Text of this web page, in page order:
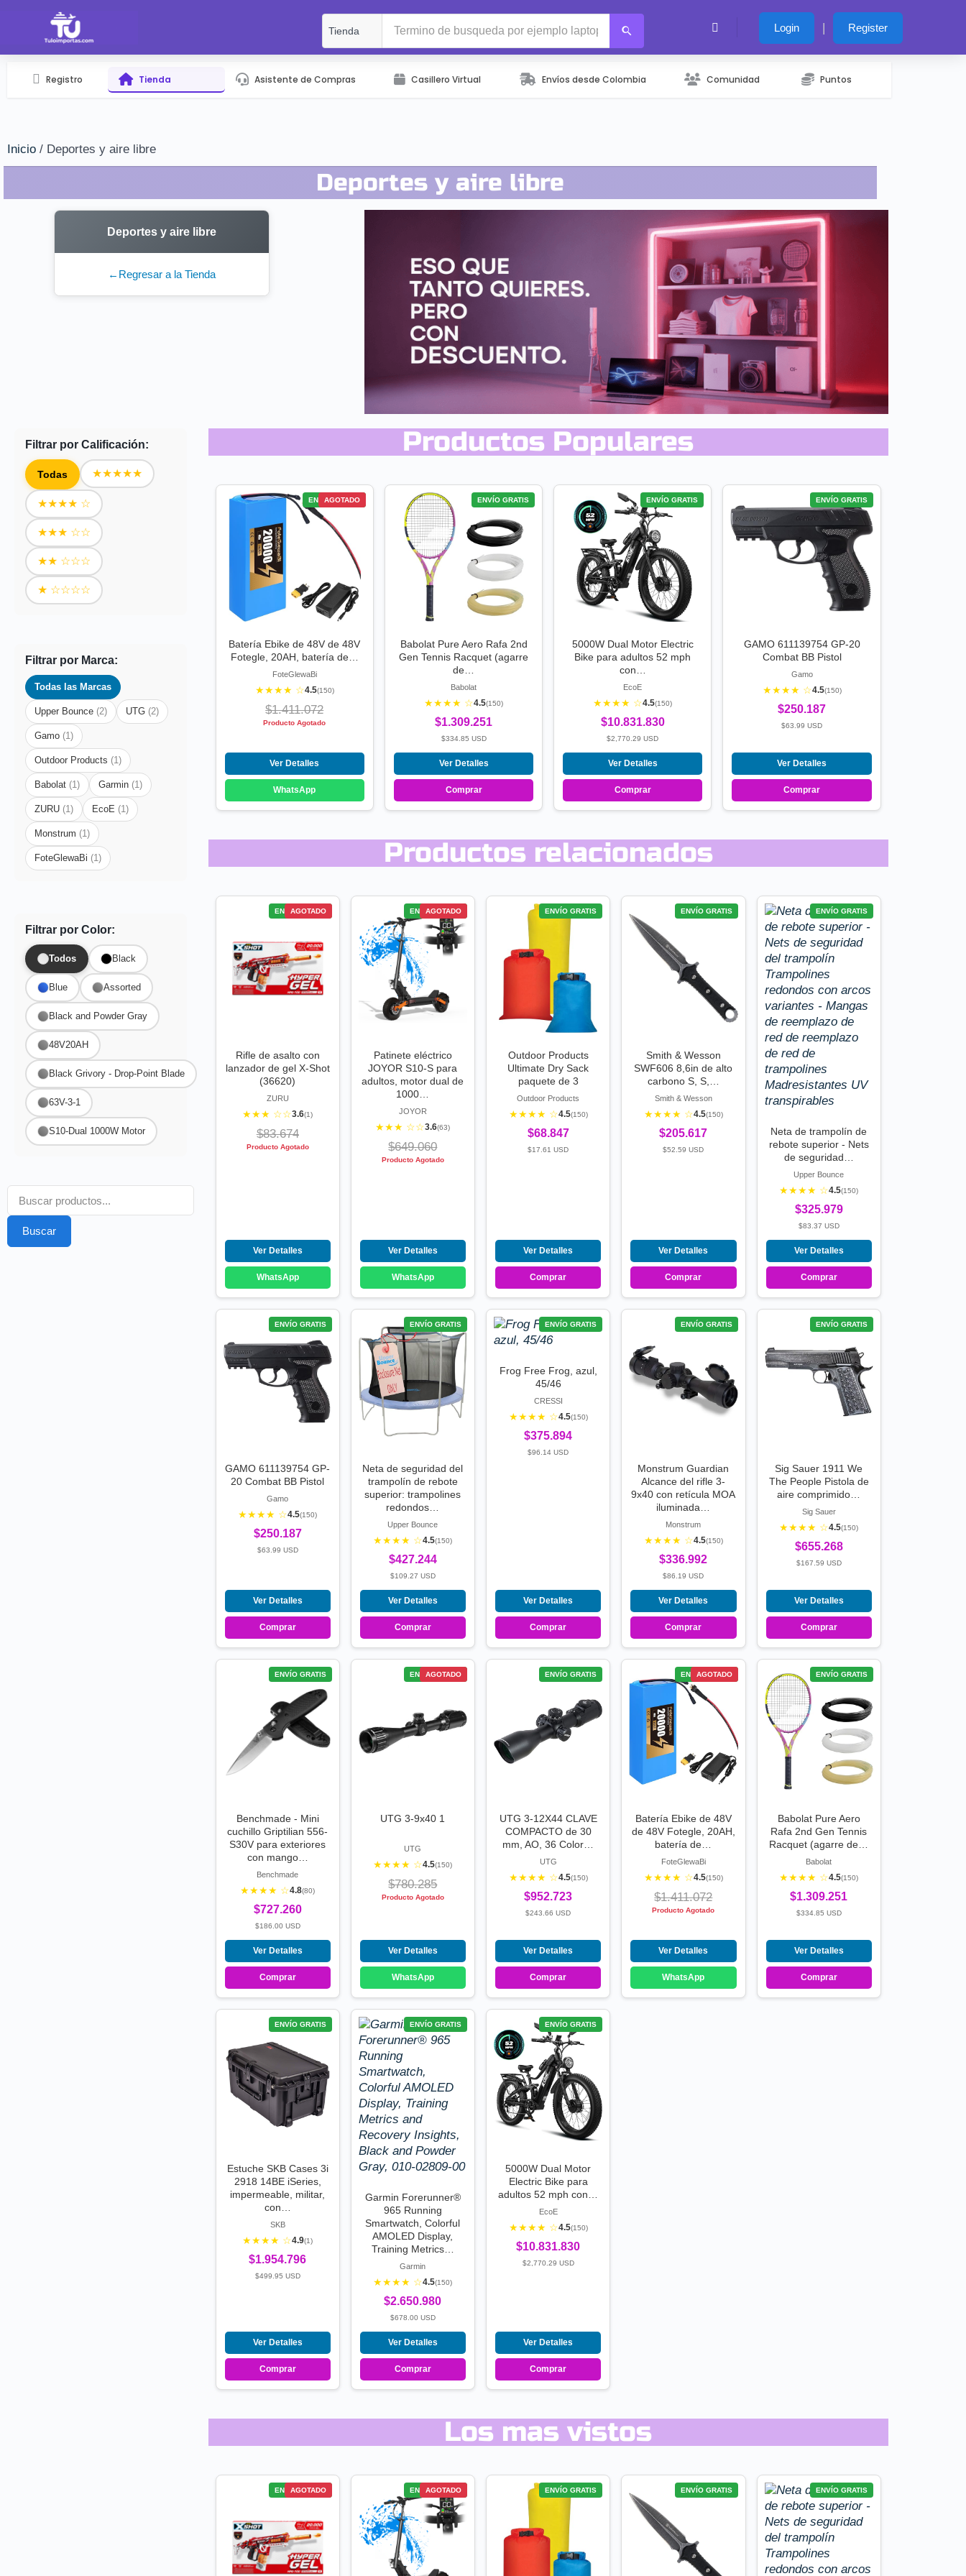
Login | Register
Registro Tienda Asistente de Compras Casillero Virtual Envíos desde Colombia Comunidad Puntos
Inicio / Deportes y aire libre
Deportes y aire libre
Deportes y aire libre
← Regresar a la Tienda
Filtrar por Calificación:
Todas ★★★★★
★★★★ ☆
★★★ ☆☆
★★ ☆☆☆
★ ☆☆☆☆
Filtrar por Marca:
Todas las Marcas
Upper Bounce (2) UTG (2)
Gamo (1)
Outdoor Products (1)
Babolat (1) Garmin (1)
ZURU (1) EcoE (1)
Monstrum (1)
FoteGlewaBi (1)
Filtrar por Color:
Todos Black
Blue Assorted
Black and Powder Gray
48V20AH
Black Grivory - Drop-Point Blade
63V-3-1
S10-Dual 1000W Motor
Buscar
Productos Populares
ENVÍO GRATIS
AGOTADO
Batería Ebike de 48V de 48V
Fotegle, 20AH, batería de…
FoteGlewaBi
★★★★ ☆4.5(150)
$1.411.072
Producto Agotado
Ver Detalles
WhatsApp
ENVÍO GRATIS
Babolat Pure Aero Rafa 2nd
Gen Tennis Racquet (agarre
de…
Babolat
★★★★ ☆4.5(150)
$1.309.251
$334.85 USD
Ver Detalles
Comprar
ENVÍO GRATIS
5000W Dual Motor Electric
Bike para adultos 52 mph
con…
EcoE
★★★★ ☆4.5(150)
$10.831.830
$2,770.29 USD
Ver Detalles
Comprar
ENVÍO GRATIS
GAMO 611139754 GP-20
Combat BB Pistol
Gamo
★★★★ ☆4.5(150)
$250.187
$63.99 USD
Ver Detalles
Comprar
Productos relacionados
ENVÍO GRATIS
AGOTADO
Rifle de asalto con
lanzador de gel X-Shot
(36620)
ZURU
★★★ ☆☆3.6(1)
$83.674
Producto Agotado
Ver Detalles
WhatsApp
ENVÍO GRATIS
AGOTADO
Patinete eléctrico
JOYOR S10-S para
adultos, motor dual de
1000…
JOYOR
★★★ ☆☆3.6(63)
$649.060
Producto Agotado
Ver Detalles
WhatsApp
ENVÍO GRATIS
Outdoor Products
Ultimate Dry Sack
paquete de 3
Outdoor Products
★★★★ ☆4.5(150)
$68.847
$17.61 USD
Ver Detalles
Comprar
ENVÍO GRATIS
Smith & Wesson
SWF606 8,6in de alto
carbono S, S,…
Smith & Wesson
★★★★ ☆4.5(150)
$205.617
$52.59 USD
Ver Detalles
Comprar
ENVÍO GRATIS
Neta de trampolín de
rebote superior - Nets
de seguridad…
Upper Bounce
★★★★ ☆4.5(150)
$325.979
$83.37 USD
Ver Detalles
Comprar
ENVÍO GRATIS
GAMO 611139754 GP-
20 Combat BB Pistol
Gamo
★★★★ ☆4.5(150)
$250.187
$63.99 USD
Ver Detalles
Comprar
ENVÍO GRATIS
Neta de seguridad del
trampolín de rebote
superior: trampolines
redondos…
Upper Bounce
★★★★ ☆4.5(150)
$427.244
$109.27 USD
Ver Detalles
Comprar
ENVÍO GRATIS
Frog Free Frog, azul,
45/46
CRESSI
★★★★ ☆4.5(150)
$375.894
$96.14 USD
Ver Detalles
Comprar
ENVÍO GRATIS
Monstrum Guardian
Alcance del rifle 3-
9x40 con retícula MOA
iluminada…
Monstrum
★★★★ ☆4.5(150)
$336.992
$86.19 USD
Ver Detalles
Comprar
ENVÍO GRATIS
Sig Sauer 1911 We
The People Pistola de
aire comprimido…
Sig Sauer
★★★★ ☆4.5(150)
$655.268
$167.59 USD
Ver Detalles
Comprar
ENVÍO GRATIS
Benchmade - Mini
cuchillo Griptilian 556-
S30V para exteriores
con mango…
Benchmade
★★★★ ☆4.8(80)
$727.260
$186.00 USD
Ver Detalles
Comprar
ENVÍO GRATIS
AGOTADO
UTG 3-9x40 1
UTG
★★★★ ☆4.5(150)
$780.285
Producto Agotado
Ver Detalles
WhatsApp
ENVÍO GRATIS
UTG 3-12X44 CLAVE
COMPACTO de 30
mm, AO, 36 Color…
UTG
★★★★ ☆4.5(150)
$952.723
$243.66 USD
Ver Detalles
Comprar
ENVÍO GRATIS
AGOTADO
Batería Ebike de 48V
de 48V Fotegle, 20AH,
batería de…
FoteGlewaBi
★★★★ ☆4.5(150)
$1.411.072
Producto Agotado
Ver Detalles
WhatsApp
ENVÍO GRATIS
Babolat Pure Aero
Rafa 2nd Gen Tennis
Racquet (agarre de…
Babolat
★★★★ ☆4.5(150)
$1.309.251
$334.85 USD
Ver Detalles
Comprar
ENVÍO GRATIS
Estuche SKB Cases 3i
2918 14BE iSeries,
impermeable, militar,
con…
SKB
★★★★ ☆4.9(1)
$1.954.796
$499.95 USD
Ver Detalles
Comprar
ENVÍO GRATIS
Garmin Forerunner®
965 Running
Smartwatch, Colorful
AMOLED Display,
Training Metrics…
Garmin
★★★★ ☆4.5(150)
$2.650.980
$678.00 USD
Ver Detalles
Comprar
ENVÍO GRATIS
5000W Dual Motor
Electric Bike para
adultos 52 mph con…
EcoE
★★★★ ☆4.5(150)
$10.831.830
$2,770.29 USD
Ver Detalles
Comprar
Los mas vistos
ENVÍO GRATIS
AGOTADO ENVÍO GRATIS
AGOTADO ENVÍO GRATIS ENVÍO GRATIS ENVÍO GRATIS